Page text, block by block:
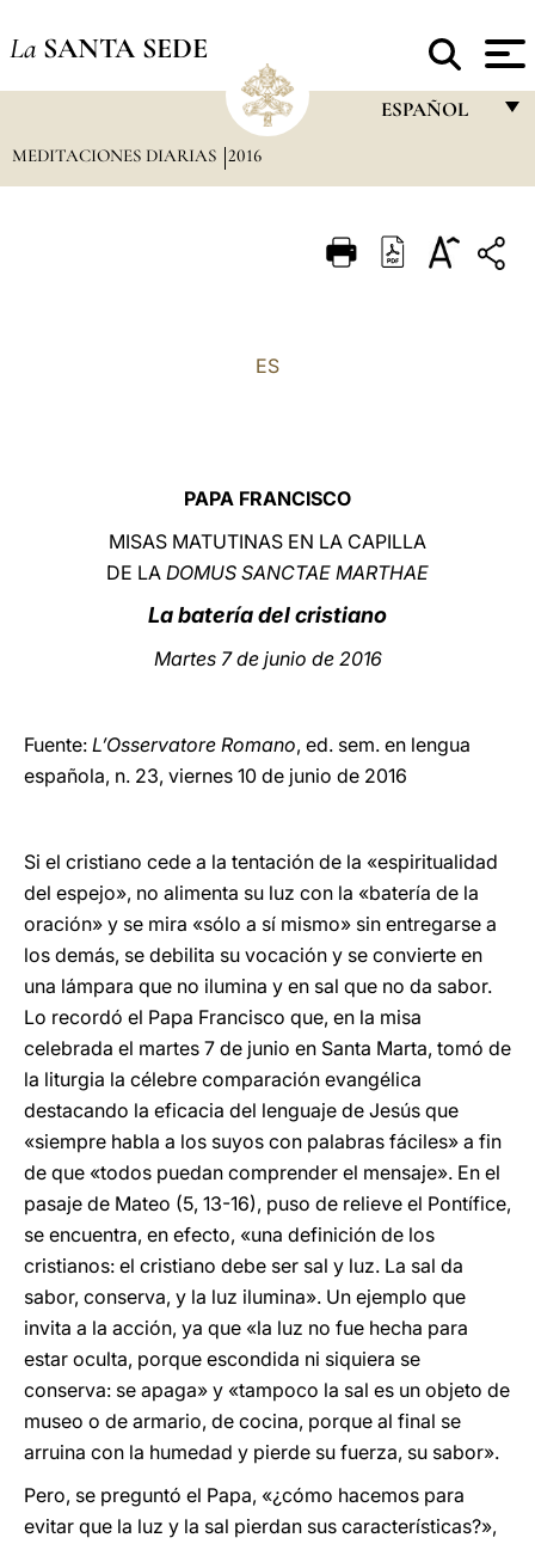
La SANTA SEDE
ESPAÑOL
ITALIANO
中文
LATINE
MEDITACIONES DIARIAS 2016
ES
PAPA FRANCISCO
MISAS MATUTINAS EN LA CAPILLA
DE LA DOMUS SANCTAE MARTHAE
La batería del cristiano
Martes 7 de junio de 2016
Fuente: L’Osservatore Romano, ed. sem. en lengua
española, n. 23, viernes 10 de junio de 2016
Si el cristiano cede a la tentación de la «espiritualidad
del espejo», no alimenta su luz con la «batería de la
oración» y se mira «sólo a sí mismo» sin entregarse a
los demás, se debilita su vocación y se convierte en
una lámpara que no ilumina y en sal que no da sabor.
Lo recordó el Papa Francisco que, en la misa
celebrada el martes 7 de junio en Santa Marta, tomó de
la liturgia la célebre comparación evangélica
destacando la eficacia del lenguaje de Jesús que
«siempre habla a los suyos con palabras fáciles» a fin
de que «todos puedan comprender el mensaje». En el
pasaje de Mateo (5, 13-16), puso de relieve el Pontífice,
se encuentra, en efecto, «una definición de los
cristianos: el cristiano debe ser sal y luz. La sal da
sabor, conserva, y la luz ilumina». Un ejemplo que
invita a la acción, ya que «la luz no fue hecha para
estar oculta, porque escondida ni siquiera se
conserva: se apaga» y «tampoco la sal es un objeto de
museo o de armario, de cocina, porque al final se
arruina con la humedad y pierde su fuerza, su sabor».
Pero, se preguntó el Papa, «¿cómo hacemos para
evitar que la luz y la sal pierdan sus características?»,